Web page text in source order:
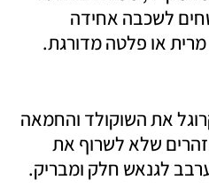
לגנאש חלק ומבריק.